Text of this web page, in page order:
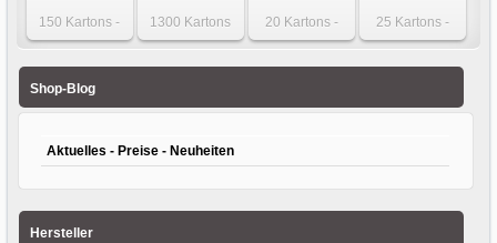
150 Kartons -
Karton 250 x 175
1300 Kartons
einwellig - Karton
20 Kartons -
Karton 340 x 320
25 Kartons -
Karton 490 x 370
Shop-Blog
Aktuelles - Preise - Neuheiten
Hersteller